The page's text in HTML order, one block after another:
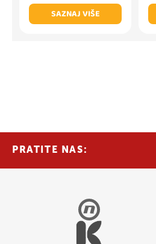
SAZNAJ VIŠE
PRATITE NAS: